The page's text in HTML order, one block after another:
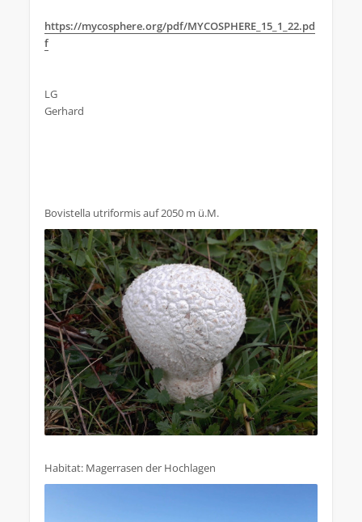
https://mycosphere.org/pdf/MYCOSPHERE_15_1_22.pd
f
LG
Gerhard
Bovistella utriformis auf 2050 m ü.M.
Habitat: Magerrasen der Hochlagen